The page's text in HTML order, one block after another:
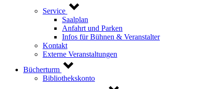
Service
Saalplan
Anfahrt und Parken
Infos für Bühnen & Veranstalter
Kontakt
Externe Veranstaltungen
Bücherturm
Bibliothekskonto